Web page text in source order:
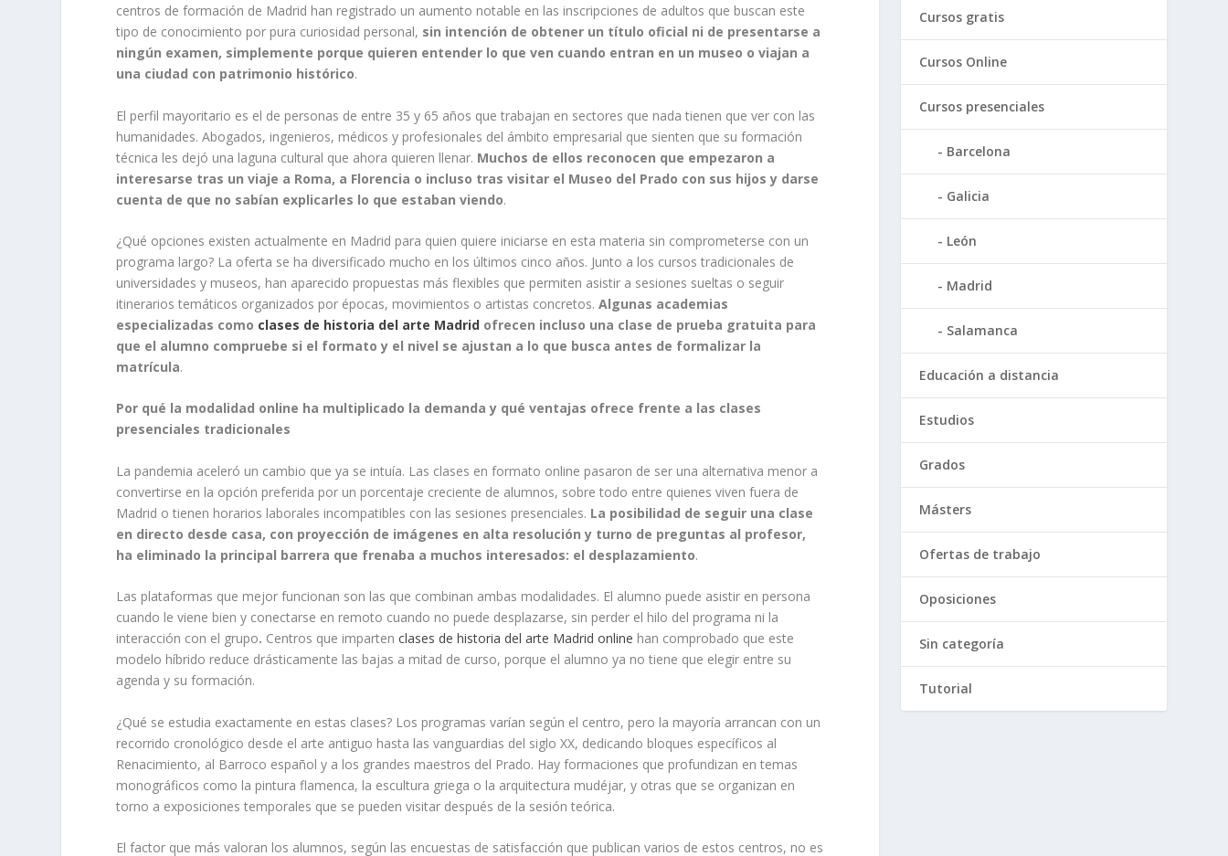
centros de formación de Madrid han registrado un aumento notable en las inscripciones de adultos que buscan este
tipo de conocimiento por pura curiosidad personal, sin intención de obtener un título oficial ni de presentarse a
ningún examen, simplemente porque quieren entender lo que ven cuando entran en un museo o viajan a
una ciudad con patrimonio histórico.
El perfil mayoritario es el de personas de entre 35 y 65 años que trabajan en sectores que nada tienen que ver con las
humanidades. Abogados, ingenieros, médicos y profesionales del ámbito empresarial que sienten que su formación
técnica les dejó una laguna cultural que ahora quieren llenar. Muchos de ellos reconocen que empezaron a
interesarse tras un viaje a Roma, a Florencia o incluso tras visitar el Museo del Prado con sus hijos y darse
cuenta de que no sabían explicarles lo que estaban viendo.
¿Qué opciones existen actualmente en Madrid para quien quiere iniciarse en esta materia sin comprometerse con un
programa largo? La oferta se ha diversificado mucho en los últimos cinco años. Junto a los cursos tradicionales de
universidades y museos, han aparecido propuestas más flexibles que permiten asistir a sesiones sueltas o seguir
itinerarios temáticos organizados por épocas, movimientos o artistas concretos.Algunas academias
especializadas como clases de historia del arte Madrid ofrecen incluso una clase de prueba gratuita para
que el alumno compruebe si el formato y el nivel se ajustan a lo que busca antes de formalizar la
matrícula.
Por qué la modalidad online ha multiplicado la demanda y qué ventajas ofrece frente a las clases
presenciales tradicionales
La pandemia aceleró un cambio que ya se intuía. Las clases en formato online pasaron de ser una alternativa menor a
convertirse en la opción preferida por un porcentaje creciente de alumnos, sobre todo entre quienes viven fuera de
Madrid o tienen horarios laborales incompatibles con las sesiones presenciales. La posibilidad de seguir una clase
en directo desde casa, con proyección de imágenes en alta resolución y turno de preguntas al profesor,
ha eliminado la principal barrera que frenaba a muchos interesados: el desplazamiento.
Las plataformas que mejor funcionan son las que combinan ambas modalidades. El alumno puede asistir en persona
cuando le viene bien y conectarse en remoto cuando no puede desplazarse, sin perder el hilo del programa ni la
interacción con el grupo. Centros que impartenclases de historia del arte Madrid online han comprobado que este
modelo híbrido reduce drásticamente las bajas a mitad de curso, porque el alumno ya no tiene que elegir entre su
agenda y su formación.
¿Qué se estudia exactamente en estas clases? Los programas varían según el centro, pero la mayoría arrancan con un
recorrido cronológico desde el arte antiguo hasta las vanguardias del siglo XX, dedicando bloques específicos al
Renacimiento, al Barroco español y a los grandes maestros del Prado. Hay formaciones que profundizan en temas
monográficos como la pintura flamenca, la escultura griega o la arquitectura mudéjar, y otras que se organizan en
torno a exposiciones temporales que se pueden visitar después de la sesión teórica.
El factor que más valoran los alumnos, según las encuestas de satisfacción que publican varios de estos centros, no es
Cursos gratis
Cursos Online
Cursos presenciales
Barcelona
Galicia
León
Madrid
Salamanca
Educación a distancia
Estudios
Grados
Másters
Ofertas de trabajo
Oposiciones
Sin categoría
Tutorial